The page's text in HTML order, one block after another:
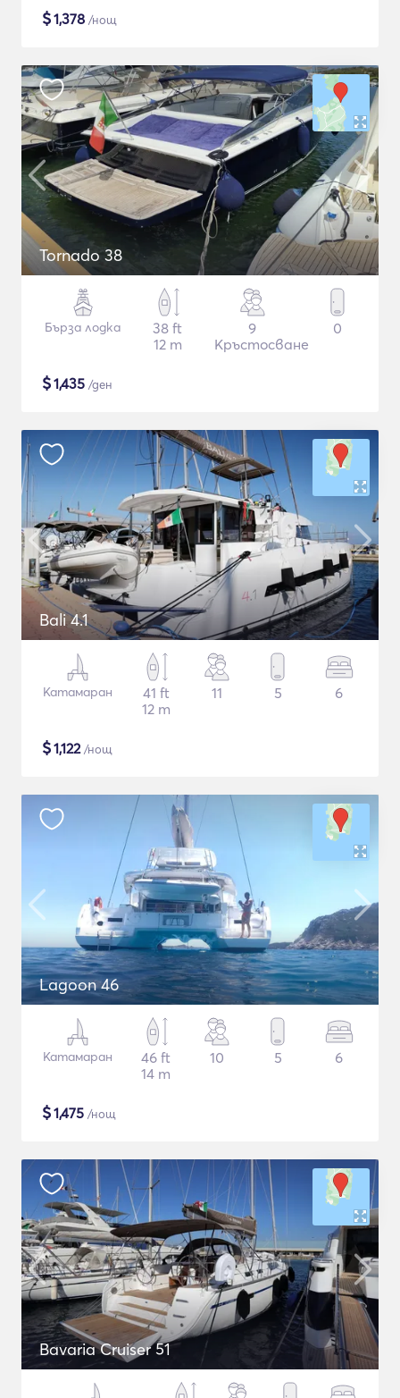
$1,378 /нощ
Tornado 38
Бърза лодка
38 ft
12 m
9
Кръстосване
0
$1,435 /ден
Bali 4.1
Катамаран
41 ft
12 m
11 5 6
$1,122/нощ
Lagoon 46
Катамаран
46 ft
14 m
10 5 6
$1,475 /нощ
Bavaria Cruiser 51